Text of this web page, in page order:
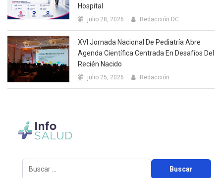
Hospital
julio 28, 2026 Redacción DC
XVI Jornada Nacional De Pediatría Abre
Agenda Científica Centrada En Desafíos Del
Recién Nacido
julio 25, 2026 Redacción